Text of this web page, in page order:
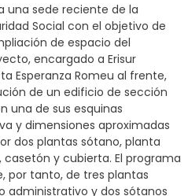
una sede reciente de la
Social con el objetivo de
de espacio del
encargado a Erisur
Esperanza Romeu al frente,
de un edificio de sección
una de sus esquinas
y dimensiones aproximadas
dos plantas sótano, planta
y cubierta. El programa
por tanto, de tres plantas
administrativo y dos sótanos